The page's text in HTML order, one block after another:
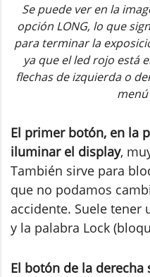
Se puede ver en la
opción LONG, lo que
para terminar la
ya que el led rojo está
flechas de izquierda o
El primer botón, en la
iluminar el display,
También sirve para
que no podamos
accidente. Suele
y la palabra Lock
El botón de la